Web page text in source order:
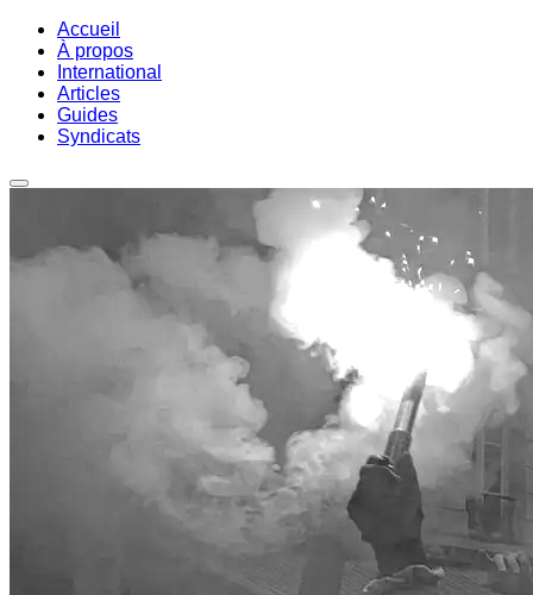
Accueil
À propos
International
Articles
Guides
Syndicats